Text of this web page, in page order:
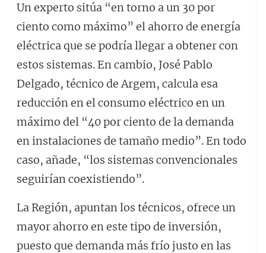
Un experto sitúa “en torno a un 30 por
ciento como máximo” el ahorro de energía
eléctrica que se podría llegar a obtener con
estos sistemas. En cambio, José Pablo
Delgado, técnico de Argem, calcula esa
reducción en el consumo eléctrico en un
máximo del “40 por ciento de la demanda
en instalaciones de tamaño medio”. En todo
caso, añade, “los sistemas convencionales
seguirían coexistiendo”.
La Región, apuntan los técnicos, ofrece un
mayor ahorro en este tipo de inversión,
puesto que demanda más frío justo en las